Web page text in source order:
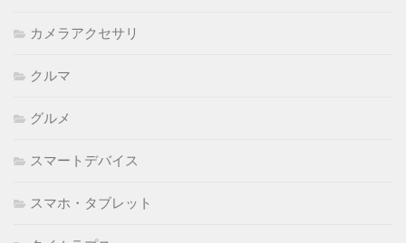
カメラアクセサリ
クルマ
グルメ
スマートデバイス
スマホ・タブレット